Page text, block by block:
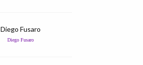
Diego Fusaro
Diego Fusaro